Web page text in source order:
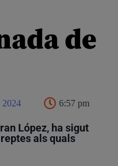
de
6:57 pm
López, ha sigut
als quals